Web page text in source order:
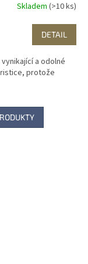
Skladem (>10 ks)
DETAIL
a odolné
protože